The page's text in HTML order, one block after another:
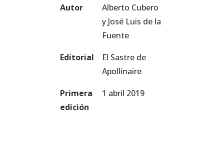
Autor
Alberto Cubero
y José Luis de la
Fuente
Editorial
El Sastre de
Apollinaire
Primera
edición
1 abril 2019